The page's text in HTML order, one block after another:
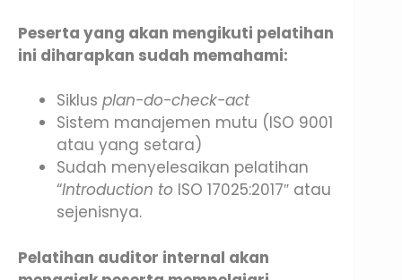
Peserta yang akan mengikuti pelatihan
ini diharapkan sudah memahami:
Siklus plan-do-check-act
Sistem manajemen mutu (ISO 9001
atau yang setara)
Sudah menyelesaikan pelatihan
“Introduction to ISO 17025:2017″ atau
sejenisnya.
Pelatihan auditor internal akan